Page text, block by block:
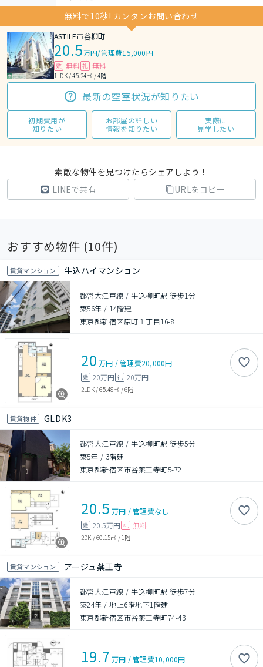
無料で10秒! カンタンお問い合わせ
ASTILE市谷柳町
20.5万円/管理費15,000円
敷 無料 礼 無料
1LDK / 45.24㎡ / 4階
最新の空室状況が知りたい
初期費用が
知りたい
お部屋の詳しい
情報を知りたい
実際に
見学したい
素敵な物件を見つけたらシェアしよう！
LINEで共有
URLをコピー
おすすめ物件 (10件)
賃貸マンション 牛込ハイマンション
都営大江戸線 / 牛込柳町駅 徒歩1分
築56年 / 14階建
東京都新宿区原町１丁目16-8
20 万円 /管理費20,000円
敷 20万円 礼 20万円
2LDK/65.48㎡ /6階
賃貸物件 GLDK3
都営大江戸線 / 牛込柳町駅 徒歩5分
築5年 / 3階建
東京都新宿区市谷薬王寺町5-72
20.5 万円 /管理費なし
敷 20.5万円 礼 無料
2DK /60.15㎡ / 1階
賃貸マンション アージュ薬王寺
都営大江戸線 / 牛込柳町駅 徒歩7分
築24年 /地上6階地下1階建
東京都新宿区市谷薬王寺町74-43
19.7 万円 /管理費10,000円